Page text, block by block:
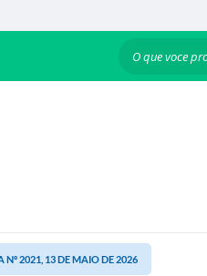
O que voce
Nº 2021, 13 DE MAIO DE 2026